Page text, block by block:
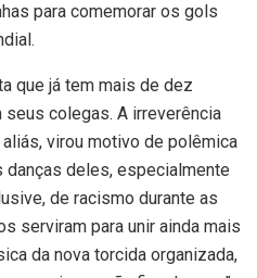
para comemorar os gols
que já tem mais de dez
colegas. A irreverência
virou motivo de polêmica
danças deles, especialmente
de racismo durante as
serviram para unir ainda mais
da nova torcida organizada,